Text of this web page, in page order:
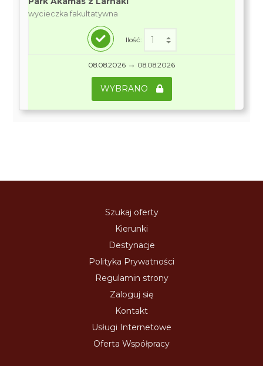
wycieczka fakultatywna
Ilość:
08.08.2026 → 08.08.2026
WYBRANO
Szukaj oferty
Kierunki
Destynacje
Polityka Prywatności
Regulamin strony
Zaloguj się
Kontakt
Usługi Internetowe
Oferta Współpracy